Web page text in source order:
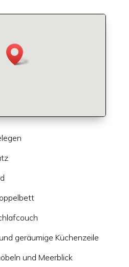
geräumige Küchenzeile
und Meerblick